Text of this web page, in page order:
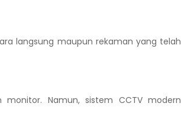
langsung maupun rekaman yang telah
monitor. Namun, sistem CCTV modern